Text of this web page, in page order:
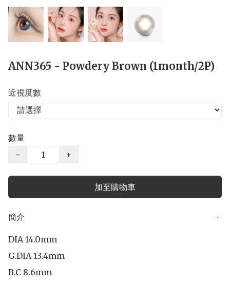
ANN365 - Powdery Brown (1month/2P)
近視度數
數量
−
+
加至購物車
簡介 −
DIA 14.0mm
G.DIA 13.4mm
B.C 8.6mm